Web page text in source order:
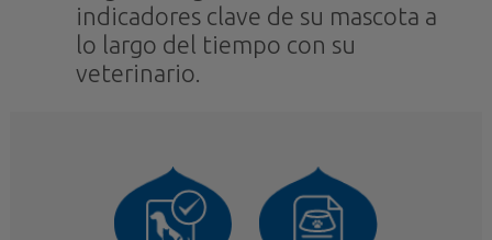
indicadores clave de su mascota a
lo largo del tiempo con su
veterinario.